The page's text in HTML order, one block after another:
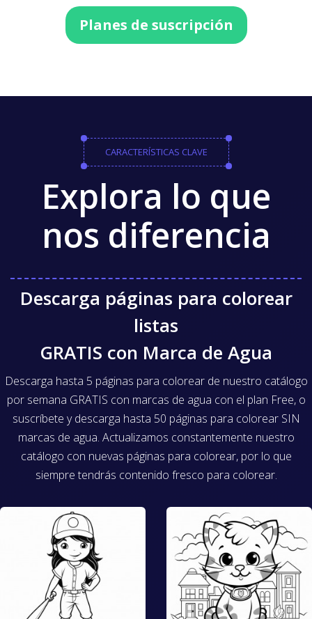
Planes de suscripción
CARACTERÍSTICAS CLAVE
Explora lo que
nos diferencia
Descarga páginas para colorear
listas
GRATIS con Marca de Agua
Descarga hasta 5 páginas para colorear de nuestro catálogo
por semana GRATIS con marcas de agua con el plan Free, o
suscríbete y descarga hasta 50 páginas para colorear SIN
marcas de agua. Actualizamos constantemente nuestro
catálogo con nuevas páginas para colorear, por lo que
siempre tendrás contenido fresco para colorear.